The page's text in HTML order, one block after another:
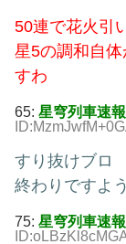
50連で花火引
星5の調和自
すわ
65: 星穹列車速報
すり抜けブロ
終わりですよ
75: 星穹列車速報